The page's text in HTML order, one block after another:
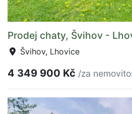
Prodej chaty, Švihov -
Švihov, Lhovice
4 349 900 Kč /za